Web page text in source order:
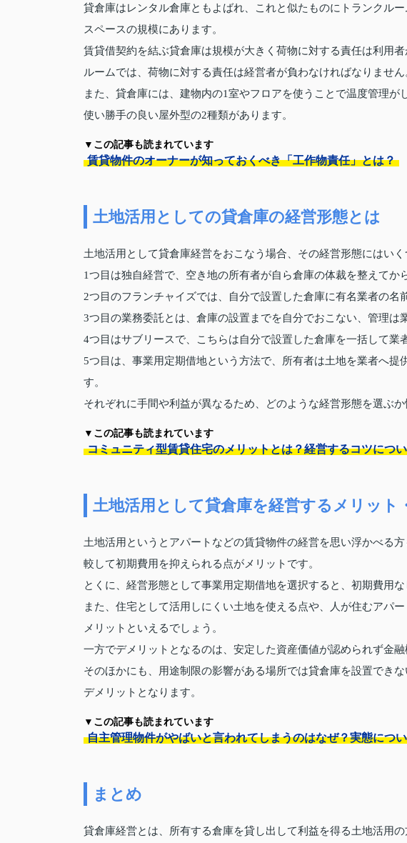
貸倉庫はレンタル倉庫ともよばれ、これと似たものにトランクル
スペースの規模にあります。
賃貸借契約を結ぶ貸倉庫は規模が大きく荷物に対する責任は利用
ルームでは、荷物に対する責任は経営者が負わなければなりません
また、貸倉庫には、建物内の1室やフロアを使うことで温度管理
使い勝手の良い屋外型の2種類があります。
▼この記事も読まれています
賃貸物件のオーナーが知っておくべき「工作物責任」とは？
土地活用としての貸倉庫の経営形態とは
土地活用として貸倉庫経営をおこなう場合、その経営形態にはいく
1つ目は独自経営で、空き地の所有者が自ら倉庫の体裁を整えてか
2つ目のフランチャイズでは、自分で設置した倉庫に有名業者の名
3つ目の業務委託とは、倉庫の設置までを自分でおこない、管理は
4つ目はサブリースで、こちらは自分で設置した倉庫を一括して業
5つ目は、事業用定期借地という方法で、所有者は土地を業者へ
す。
それぞれに手間や利益が異なるため、どのような経営形態を選ぶか
▼この記事も読まれています
コミュニティ型賃貸住宅のメリットとは？経営するコツにつ
土地活用として貸倉庫を経営するメリット
土地活用というとアパートなどの賃貸物件の経営を思い浮かべる
較して初期費用を抑えられる点がメリットです。
とくに、経営形態として事業用定期借地を選択すると、初期費用な
また、住宅として活用しにくい土地を使える点や、人が住むアパ
メリットといえるでしょう。
一方でデメリットとなるのは、安定した資産価値が認められず金
そのほかにも、用途制限の影響がある場所では貸倉庫を設置でき
デメリットとなります。
▼この記事も読まれています
自主管理物件がやばいと言われてしまうのはなぜ？実態につ
まとめ
貸倉庫経営とは、所有する倉庫を貸し出して利益を得る土地活用の